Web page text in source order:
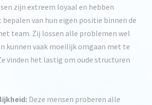
zijn extreem loyaal en hebben
van hun eigen positie binnen de
team. Zij lossen alle problemen wel
kunnen vaak moeilijk omgaan met te
vinden het lastig om oude structuren
Deze mensen proberen alle